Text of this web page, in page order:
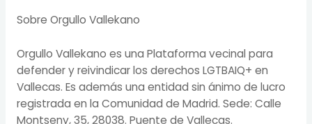
Sobre Orgullo Vallekano
Orgullo Vallekano es una Plataforma vecinal para
defender y reivindicar los derechos LGTBAIQ+ en
Vallecas. Es además una entidad sin ánimo de lucro
registrada en la Comunidad de Madrid. Sede: Calle
Montseny, 35, 28038. Puente de Vallecas.